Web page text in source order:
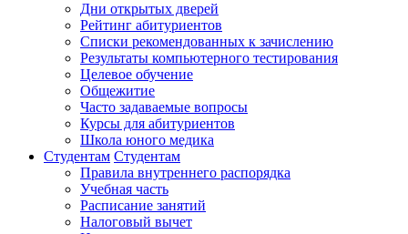
Дни открытых дверей
Рейтинг абитуриентов
Списки рекомендованных к зачислению
Результаты компьютерного тестирования
Целевое обучение
Общежитие
Часто задаваемые вопросы
Курсы для абитуриентов
Школа юного медика
Студентам Студентам
Правила внутреннего распорядка
Учебная часть
Расписание занятий
Налоговый вычет